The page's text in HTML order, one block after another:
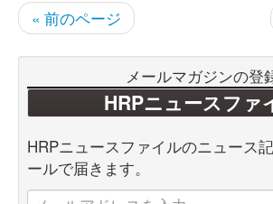
« 前のページ
メールマガジンの登
HRPニュースファ
HRPニュースファイルのニュース
ールで届きます。